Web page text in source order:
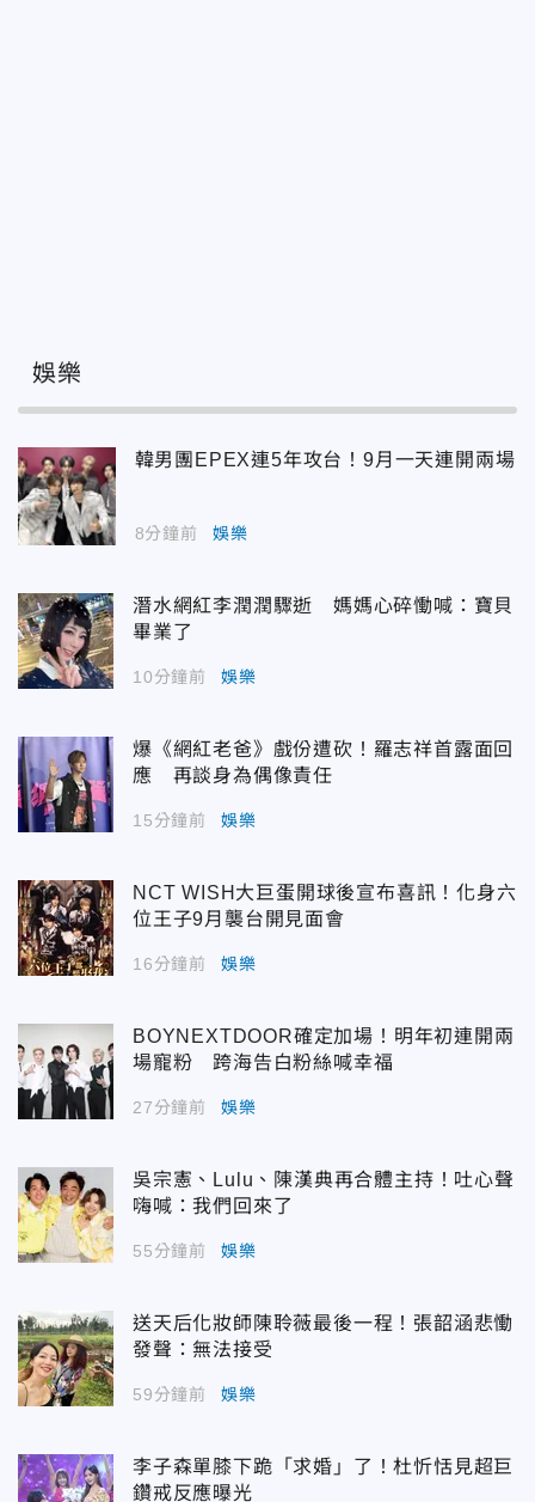
娛樂
韓男團EPEX連5年攻台！9月一天連開兩場
8分鐘前 娛樂
潛水網紅李潤潤驟逝 媽媽心碎慟喊：寶貝
畢業了
10分鐘前 娛樂
爆《網紅老爸》戲份遭砍！羅志祥首露面回
應 再談身為偶像責任
15分鐘前 娛樂
NCT WISH大巨蛋開球後宣布喜訊！化身六
位王子9月襲台開見面會
16分鐘前 娛樂
BOYNEXTDOOR確定加場！明年初連開兩
場寵粉 跨海告白粉絲喊幸福
27分鐘前 娛樂
吳宗憲、Lulu、陳漢典再合體主持！吐心聲
嗨喊：我們回來了
55分鐘前 娛樂
送天后化妝師陳聆薇最後一程！張韶涵悲慟
發聲：無法接受
59分鐘前 娛樂
李子森單膝下跪「求婚」了！杜忻恬見超巨
鑽戒反應曝光